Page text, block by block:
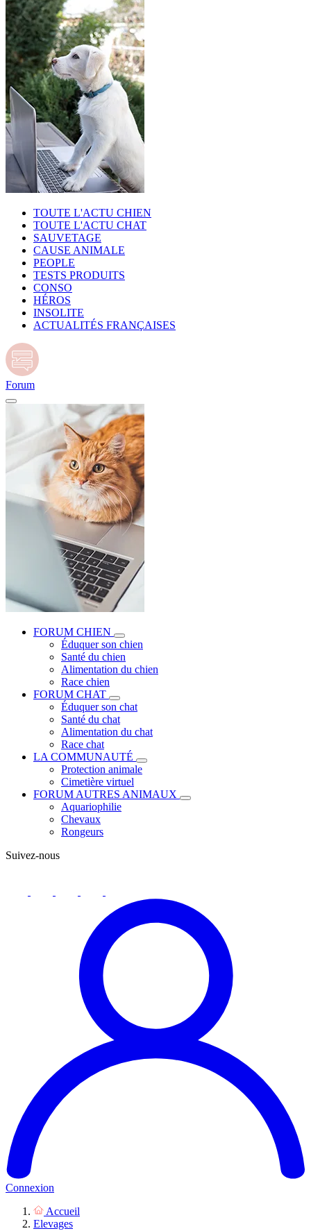
TOUTE L'ACTU CHIEN
TOUTE L'ACTU CHAT
SAUVETAGE
CAUSE ANIMALE
PEOPLE
TESTS PRODUITS
CONSO
HÉROS
INSOLITE
ACTUALITÉS FRANÇAISES
Forum
FORUM CHIEN
Éduquer son chien
Santé du chien
Alimentation du chien
Race chien
FORUM CHAT
Éduquer son chat
Santé du chat
Alimentation du chat
Race chat
LA COMMUNAUTÉ
Protection animale
Cimetière virtuel
FORUM AUTRES ANIMAUX
Aquariophilie
Chevaux
Rongeurs
Suivez-nous
Connexion
Accueil
Elevages